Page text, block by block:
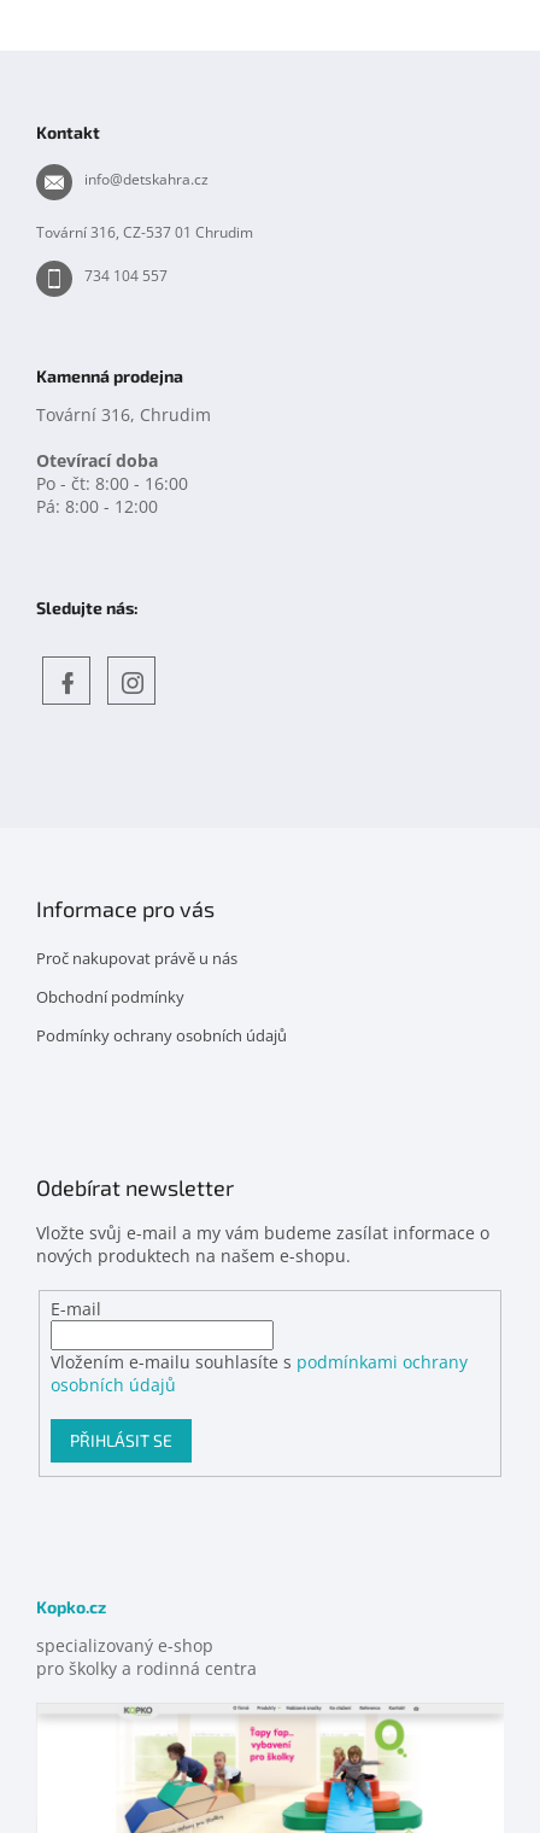
Kontakt
info@detskahra.cz
Tovární 316, CZ-537 01 Chrudim
734 104 557
Kamenná prodejna
Tovární 316, Chrudim
Otevírací doba
Po - čt: 8:00 - 16:00
Pá: 8:00 - 12:00
Sledujte nás:
Informace pro vás
Proč nakupovat právě u nás
Obchodní podmínky
Podmínky ochrany osobních údajů
Odebírat newsletter
Vložte svůj e-mail a my vám budeme zasílat informace o
nových produktech na našem e-shopu.
E-mail
Vložením e-mailu souhlasíte s podmínkami ochrany
osobních údajů
PŘIHLÁSIT SE
Kopko.cz
specializovaný e-shop
pro školky a rodinná centra